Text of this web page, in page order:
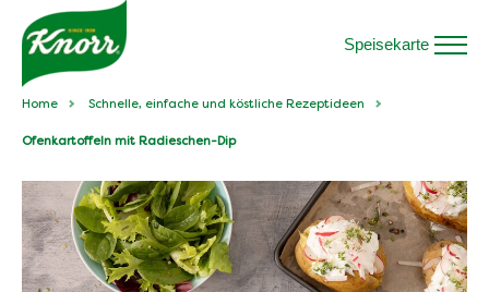
Speisekarte
Home Schnelle, einfache und köstliche Rezeptideen
Ofenkartoffeln mit Radieschen-Dip